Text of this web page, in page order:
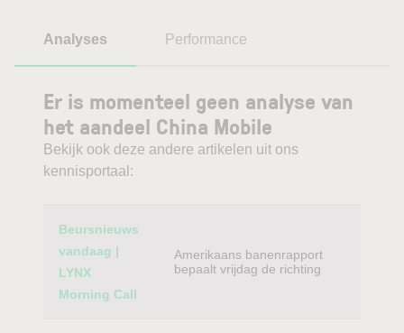
Analyses Performance
Er is momenteel geen analyse van
het aandeel China Mobile
Bekijk ook deze andere artikelen uit ons
kennisportaal:
Category
Beursnieuws
vandaag |
LYNX
Morning Call
Amerikaans banenrapport
bepaalt vrijdag de richting